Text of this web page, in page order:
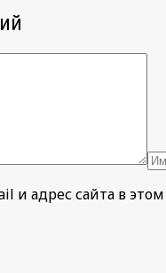
и адрес сайта в